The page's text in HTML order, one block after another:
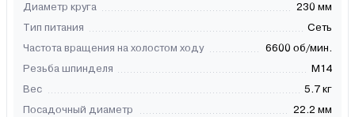
Диаметр круга
230 мм
Тип питания
Сеть
Частота вращения на холостом ходу
6600 об/мин.
Резьба шпинделя
М14
Вес
5.7 кг
Посадочный диаметр
22.2 мм